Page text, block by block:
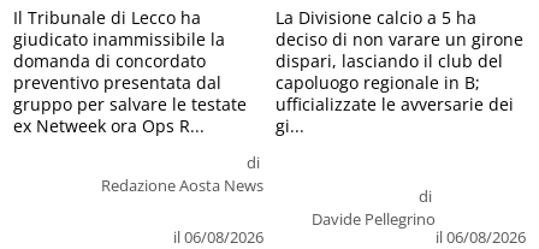
di
Redazione Aosta News
il 06/08/2026
Il Tribunale di Lecco ha
giudicato inammissibile la
domanda di concordato
preventivo presentata dal
gruppo per salvare le testate
ex Netweek ora Ops R...
di
Davide Pellegrino
il 06/08/2026
La Divisione calcio a 5 ha
deciso di non varare un girone
dispari, lasciando il club del
capoluogo regionale in B;
ufficializzate le avversarie dei
gi...